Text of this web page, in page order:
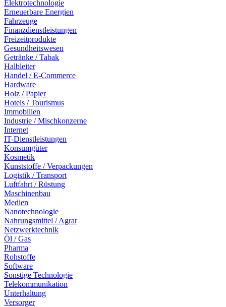
Elektrotechnologie
Erneuerbare Energien
Fahrzeuge
Finanzdienstleistungen
Freizeitprodukte
Gesundheitswesen
Getränke / Tabak
Halbleiter
Handel / E-Commerce
Hardware
Holz / Papier
Hotels / Tourismus
Immobilien
Industrie / Mischkonzerne
Internet
IT-Dienstleistungen
Konsumgüter
Kosmetik
Kunststoffe / Verpackungen
Logistik / Transport
Luftfahrt / Rüstung
Maschinenbau
Medien
Nanotechnologie
Nahrungsmittel / Agrar
Netzwerktechnik
Öl / Gas
Pharma
Rohstoffe
Software
Sonstige Technologie
Telekommunikation
Unterhaltung
Versorger